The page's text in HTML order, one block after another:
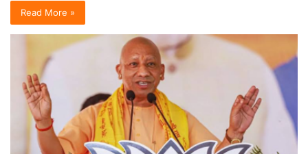
Read More »